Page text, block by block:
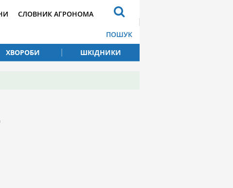
СЛОВНИК АГРОНОМА
ПОШУК
ХВОРОБИ ШКІДНИКИ